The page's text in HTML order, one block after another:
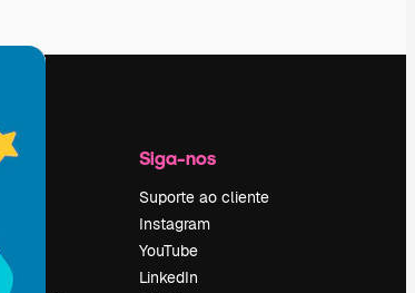
Siga-nos
Suporte ao cliente
Instagram
YouTube
LinkedIn